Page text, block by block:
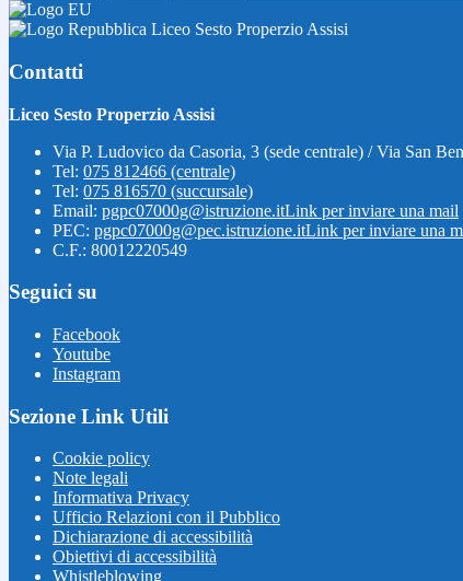
Liceo Sesto Properzio Assisi
Contatti
Liceo Sesto Properzio Assisi
Via P. Ludovico da Casoria, 3 (sede centrale) / Via San
Tel: 075 812466 (centrale)
Tel: 075 816570 (succursale)
Email: pgpc07000g@istruzione.itLink per inviare una mail
PEC: pgpc07000g@pec.istruzione.itLink per inviare una
C.F.: 80012220549
Seguici su
Facebook
Youtube
Instagram
Sezione Link Utili
Cookie policy
Note legali
Informativa Privacy
Ufficio Relazioni con il Pubblico
Dichiarazione di accessibilità
Obiettivi di accessibilità
Whistleblowing